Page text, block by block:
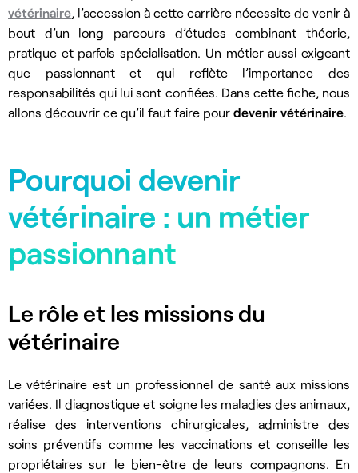
vétérinaire, l’accession à cette carrière nécessite de venir à
bout d’un long parcours d’études combinant théorie,
pratique et parfois spécialisation. Un métier aussi exigeant
que passionnant et qui reflète l’importance des
responsabilités qui lui sont confiées. Dans cette fiche, nous
allons découvrir ce qu’il faut faire pour devenir vétérinaire.
Pourquoi devenir
vétérinaire : un métier
passionnant
Le rôle et les missions du
vétérinaire
Le vétérinaire est un professionnel de santé aux missions
variées. Il diagnostique et soigne les maladies des animaux,
réalise des interventions chirurgicales, administre des
soins préventifs comme les vaccinations et conseille les
propriétaires sur le bien-être de leurs compagnons. En